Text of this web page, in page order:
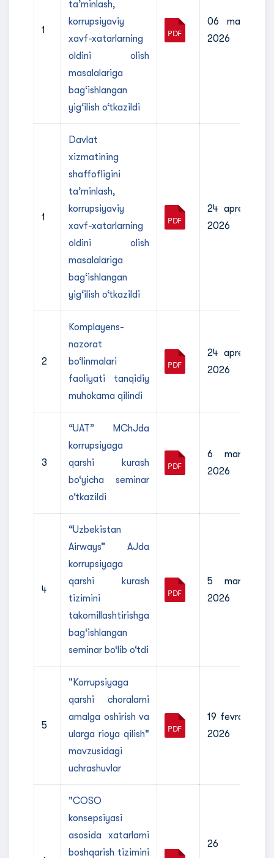
1
ta’minlash,
korrupsiyaviy
xavf-xatarlarning
oldini olish
masalalariga
bag‘ishlangan
yig‘ilish o‘tkazildi
06 may
2026
1
Davlat
xizmatining
shaffofligini
ta’minlash,
korrupsiyaviy
xavf-xatarlarning
oldini olish
masalalariga
bag‘ishlangan
yig‘ilish o‘tkazildi
24 aprel
2026
2
Komplayens-
nazorat
bo‘linmalari
faoliyati tanqidiy
muhokama qilindi
24 aprel
2026
3
“UAT” MChJda
korrupsiyaga
qarshi kurash
bo‘yicha seminar
o‘tkazildi
6 mart
2026
4
“Uzbekistan
Airways” AJda
korrupsiyaga
qarshi kurash
tizimini
takomillashtirishga
bag‘ishlangan
seminar bo‘lib o‘tdi
5 mart
2026
5
"Korrupsiyaga
qarshi choralarni
amalga oshirish va
ularga rioya qilish"
mavzusidagi
uchrashuvlar
19 fevral
2026
"COSO
konsepsiyasi
asosida xatarlarni
boshqarish tizimini
26